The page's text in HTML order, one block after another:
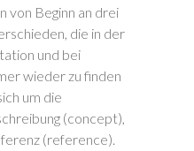
von Beginn an drei
die in der
und bei
wieder zu finden
um die
(concept),
(reference).